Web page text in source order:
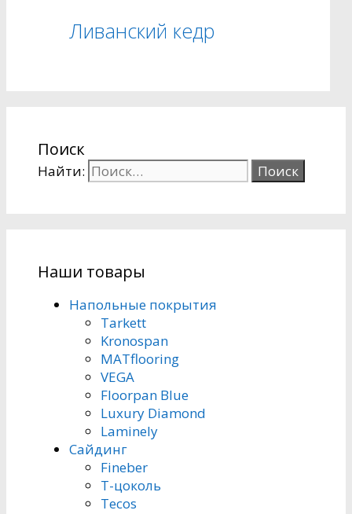
Ливанский кедр
Поиск
Найти:
Наши товары
Напольные покрытия
Tarkett
Kronospan
MATflooring
VEGA
Floorpan Blue
Luxury Diamond
Laminely
Сайдинг
Fineber
Т-цоколь
Tecos